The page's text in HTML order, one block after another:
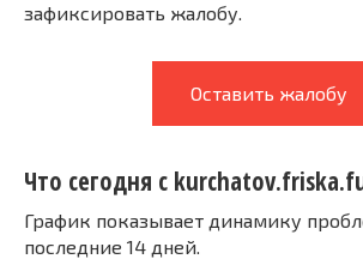
зафиксировать жалобу.
Оставить жалобу
Что сегодня с
График показывает динамику
последние 14 дней.